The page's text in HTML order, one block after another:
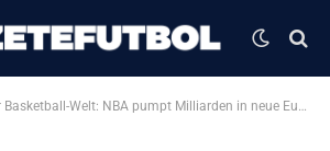
Welt: NBA pumpt Milliarden in neue Europa-Liga – und Istanbul bekommt ein eigenes Team!